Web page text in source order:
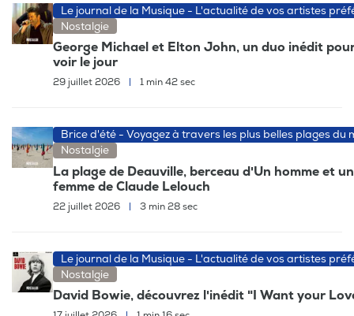
Le journal de la Musique - L'actualité de vos artistes
Nostalgie
George Michael et Elton John, un duo inédit
voir le jour
29 juillet 2026 1 min 42 sec
Brice d'été - Voyagez à travers les plus belles plages du
Nostalgie
La plage de Deauville, berceau d'Un homme et
femme de Claude Lelouch
22 juillet 2026 | 3 min 28 sec
Le journal de la Musique - L'actualité de vos artistes
Nostalgie
David Bowie, découvrez l'inédit "I Want your